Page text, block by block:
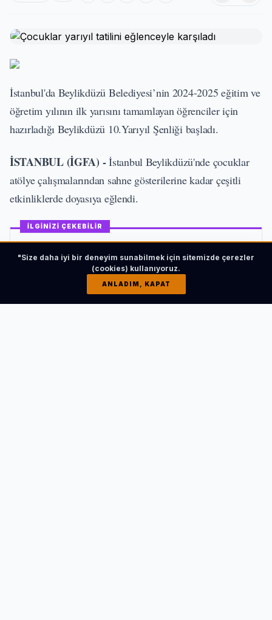
İstanbul'da Beylikdüzü Belediyesi’nin 2024-2025 eğitim ve
öğretim yılının ilk yarısını tamamlayan öğrenciler için
hazırladığı Beylikdüzü 10.Yarıyıl Şenliği başladı.
İSTANBUL (İGFA) -İstanbul Beylikdüzü'nde çocuklar
atölye çalışmalarından sahne gösterilerine kadar çeşitli
etkinliklerde doyasıya eğlendi.
İLGİNİZİ ÇEKEBİLİR
Balıkesir'den Bandırma’ya ücretsiz psikolojik
destek!
"Size daha iyi bir deneyim sunabilmek için sitemizde çerezler
(cookies) kullanıyoruz.
ANLADIM, KAPAT